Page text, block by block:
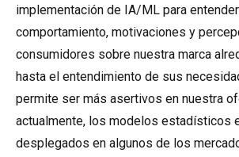
implementación de IA/ML para
comportamiento, motivaciones y
consumidores sobre nuestra marca
hasta el entendimiento de sus
permite ser más asertivos en nuestra
actualmente, los modelos estadísticos
desplegados en algunos de los